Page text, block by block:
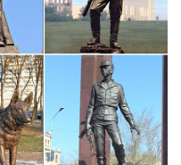
фигурки.